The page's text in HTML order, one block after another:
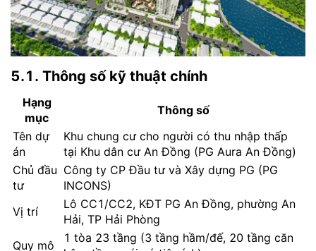
5.1. Thông số kỹ thuật chính
Hạng
mục
Thông số
Tên dự
án
Khu chung cư cho người có thu nhập thấp
tại Khu dân cư An Đồng (PG Aura An Đồng)
Chủ đầu
tư
Công ty CP Đầu tư và Xây dựng PG (PG
INCONS)
Vị trí
Lô CC1/CC2, KĐT PG An Đồng, phường An
Hải, TP Hải Phòng
Quy mô
1 tòa 23 tầng (3 tầng hầm/đế, 20 tầng căn